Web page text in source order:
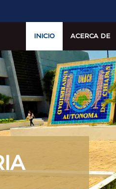
INICIO ACERCA DE